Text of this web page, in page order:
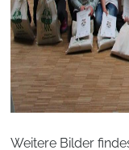
Weitere Bilder